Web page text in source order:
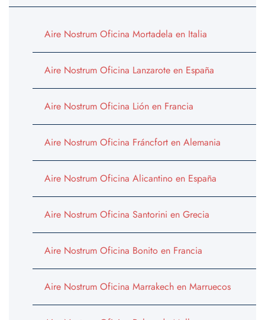
Aire Nostrum Oficina Mortadela en Italia
Aire Nostrum Oficina Lanzarote en España
Aire Nostrum Oficina Lión en Francia
Aire Nostrum Oficina Fráncfort en Alemania
Aire Nostrum Oficina Alicantino en España
Aire Nostrum Oficina Santorini en Grecia
Aire Nostrum Oficina Bonito en Francia
Aire Nostrum Oficina Marrakech en Marruecos